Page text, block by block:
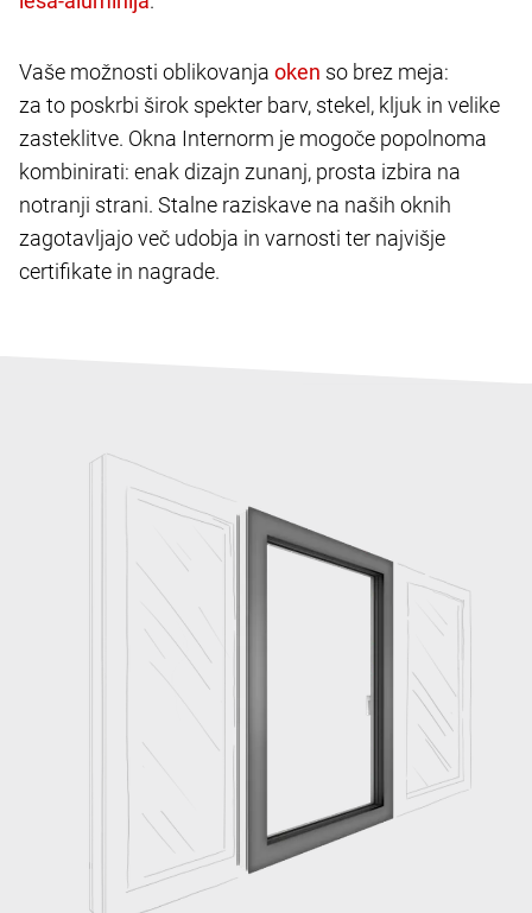
Vaše možnosti oblikovanja
so brez meja:
za to poskrbi širok spekter barv, stekel, kljuk in velike
zasteklitve. Okna Internorm je mogoče popolnoma
kombinirati: enak dizajn zunanj, prosta izbira na
notranji strani. Stalne raziskave na naših oknih
zagotavljajo več udobja in varnosti ter najvišje
certifikate in nagrade.